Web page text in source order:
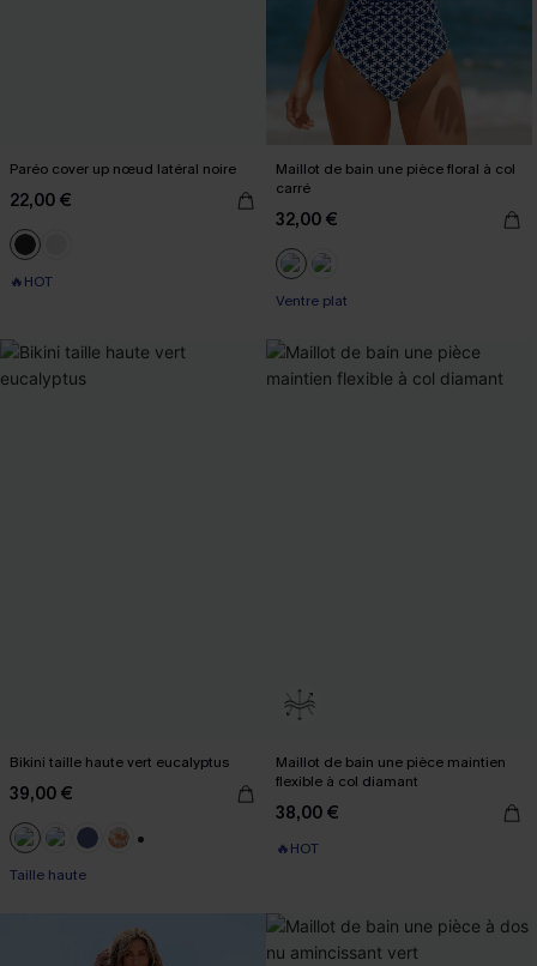
Paréo cover up nœud latéral noire
22,00 €
🔥HOT
Maillot de bain une pièce floral à col
carré
32,00 €
Ventre plat
Bikini taille haute vert eucalyptus
39,00 €
Taille haute
Maillot de bain une pièce maintien
flexible à col diamant
38,00 €
🔥HOT